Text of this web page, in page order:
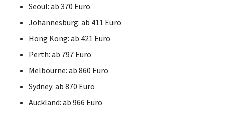
Seoul: ab 370 Euro
Johannesburg: ab 411 Euro
Hong Kong: ab 421 Euro
Perth: ab 797 Euro
Melbourne: ab 860 Euro
Sydney: ab 870 Euro
Auckland: ab 966 Euro